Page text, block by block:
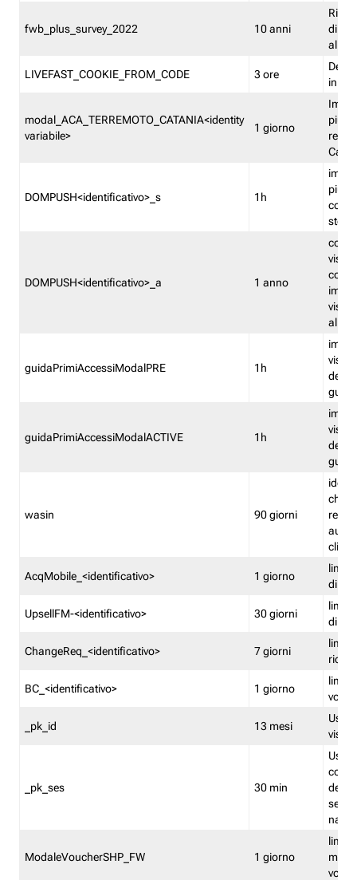
fwb_plus_survey_2022 10 anni
di
LIVEFAST_COOKIE_FROM_CODE 3 ore
in
modal_ACA_TERREMOTO_CATANIA<identity
variabile>
1 giorno
più
DOMPUSH<identificativo>_s 1h
più
DOMPUSH<identificativo>_a 1 anno
guidaPrimiAccessiModalPRE 1h
della
guidaPrimiAccessiModalACTIVE 1h
della
wasin 90 giorni
che
rete
clienti
AcqMobile_<identificativo> 1 giorno
limita
di
UpsellFM-<identificativo> 30 giorni
limita
di
ChangeReq_<identificativo> 7 giorni
limita
BC_<identificativo> 1 giorno
limita
_pk_id 13 mesi
_pk_ses 30 min
ModaleVoucherSHP_FW 1 giorno